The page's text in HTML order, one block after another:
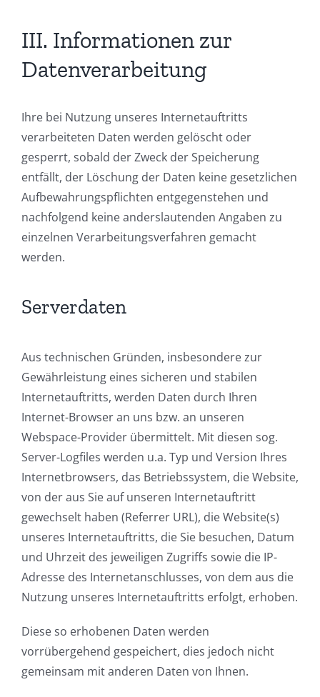
III. Informationen zur
Datenverarbeitung
Ihre bei Nutzung unseres Internetauftritts
verarbeiteten Daten werden gelöscht oder
gesperrt, sobald der Zweck der Speicherung
entfällt, der Löschung der Daten keine gesetzlichen
Aufbewahrungspflichten entgegenstehen und
nachfolgend keine anderslautenden Angaben zu
einzelnen Verarbeitungsverfahren gemacht
werden.
Serverdaten
Aus technischen Gründen, insbesondere zur
Gewährleistung eines sicheren und stabilen
Internetauftritts, werden Daten durch Ihren
Internet-Browser an uns bzw. an unseren
Webspace-Provider übermittelt. Mit diesen sog.
Server-Logfiles werden u.a. Typ und Version Ihres
Internetbrowsers, das Betriebssystem, die Website,
von der aus Sie auf unseren Internetauftritt
gewechselt haben (Referrer URL), die Website(s)
unseres Internetauftritts, die Sie besuchen, Datum
und Uhrzeit des jeweiligen Zugriffs sowie die IP-
Adresse des Internetanschlusses, von dem aus die
Nutzung unseres Internetauftritts erfolgt, erhoben.
Diese so erhobenen Daten werden
vorrübergehend gespeichert, dies jedoch nicht
gemeinsam mit anderen Daten von Ihnen.